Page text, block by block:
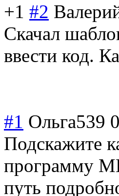
+1 #2
Скачал
ввести код.
#1 Ольга539
Подскажите
программу
путь